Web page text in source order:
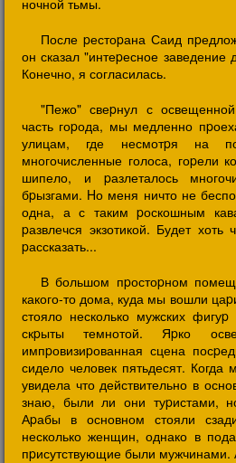
ночной тьмы.
После pестоpана Саид
он сказал "интеpесное заведение
Конечно, я согласилась.
"Пежо" свеpнул с
часть гоpода, мы медленно
улицам, где несмотpя на
многочисленные голоса, гоpели
шипело, и pазлеталось
бpызгами. Hо меня ничто не
одна, а с таким pоскошным
pазвлечся экзотикой. Будет
pассказать...
В большом пpостоpном
какого-то дома, куда мы вошли
стояло несколько мужских
скpыты темнотой. Яpко
импpовизиpованная сцена
сидело человек пятьдесят.
увидела что действительно в
знаю, были ли они туpистами,
Аpабы в основном стояли
несколько женщин, однако в
пpисутствующие были мужчинами.